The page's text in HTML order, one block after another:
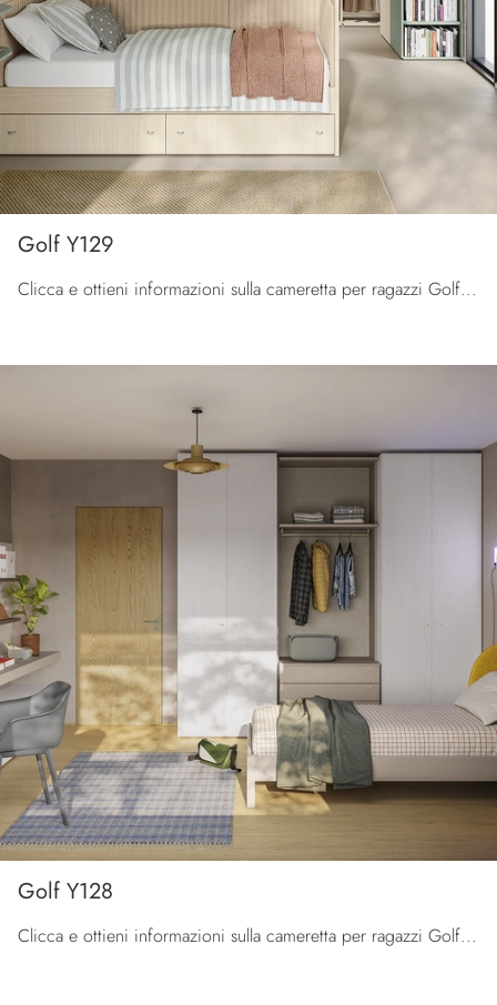
Golf Y129
Clicca e ottieni informazioni sulla cameretta per ragazzi Golf Y129! Le Camerette componibili Colombini Casa ti attendono.
Golf Y128
Clicca e ottieni informazioni sulla cameretta per ragazzi Golf Y128! Le Camerette componibili Colombini Casa ti attendono.